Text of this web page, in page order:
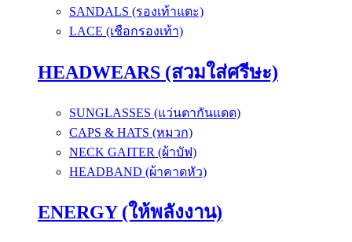
SANDALS (รองเท้าแตะ)
LACE (เชือกรองเท้า)
HEADWEARS (สวมใส่ศรีษะ)
SUNGLASSES (แว่นตากันแดด)
CAPS & HATS (หมวก)
NECK GAITER (ผ้าบัฟ)
HEADBAND (ผ้าคาดหัว)
ENERGY (ให้พลังงาน)